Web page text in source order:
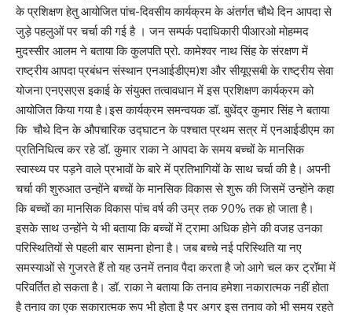
के प्रशिक्षण हेतु आयोजित पांच-दिवसीय कार्यक्रम के अंतर्गत चौथे दिन आपदा से
जुड़े पहलुओं पर चर्चा की गई है । जन सम्पर्क पदाधिकारी पीआरओ मोहम्मद
मुदस्सीर आलम ने बताया कि कुलपति प्रो. कामेश्वर नाथ सिंह के संरक्षण में
राष्ट्रीय आपदा प्रबंधन संस्थान एनआईडीएम)श और सीयूएसबी के राष्ट्रीय सेवा
योजना एनएसएस इकाई के संयुक्त तत्वावधान में इस प्रशिक्षण कार्यक्रम को
आयोजित किया गया है।इस कार्यक्रम समन्वयक डॉ. बुधेंद्र कुमार सिंह ने बताया
कि चौथे दिन के औपचारिक उद्घाटन के पश्चात प्रथम सत्र में एनआईडीएम का
प्रतिनिधित्व कर रहे डॉ. कुमार राका ने आपदा के समय बच्चों के मानसिक
स्वास्थ्य पर पड़ने वाले प्रभावों के बारे में प्रतिभागियों के साथ चर्चा की है। अपनी
चर्चा की शुरुआत उन्होंने बच्चों के मानसिक विकास से शुरू की जिसमें उन्होंने कहा
कि बच्चों का मानसिक विकास पांच वर्ष की उम्र तक 90% तक हो जाता है।
इसके साथ उन्होंने ये भी बताया कि बच्चों में ट्रामा अधिक होने की वजह उनका
परिस्थितियों से पहली बार सामना होना है। जब बच्चे नई परिस्थिति या नए
समस्याओं से गुजरते हैं तो यह उनमें तनाव पैदा करता है जो आगे चल कर ट्रॉमा में
परिवर्तित हो सकता है। डॉ. राका ने बताया कि तनाव हमेशा नकारात्मक नहीं होता
है तनाव का एक सकारात्मक रूप भी होता है पर अगर इस तनाव को भी समय रहते